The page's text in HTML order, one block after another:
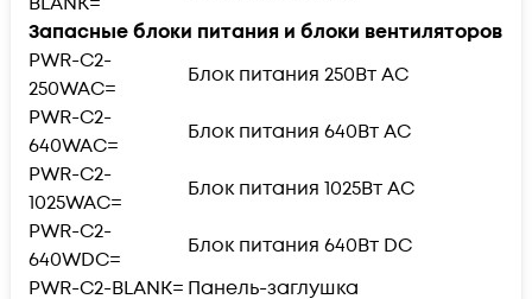
Запасные блоки питания и блоки вентиляторов
PWR-C2-
250WAC=
Блок питания 250Вт AC
PWR-C2-
640WAC=
Блок питания 640Вт AC
PWR-C2-
1025WAC=
Блок питания 1025Вт AC
PWR-C2-
640WDC=
Блок питания 640Вт DC
PWR-C2-BLANK= Панель-заглушка